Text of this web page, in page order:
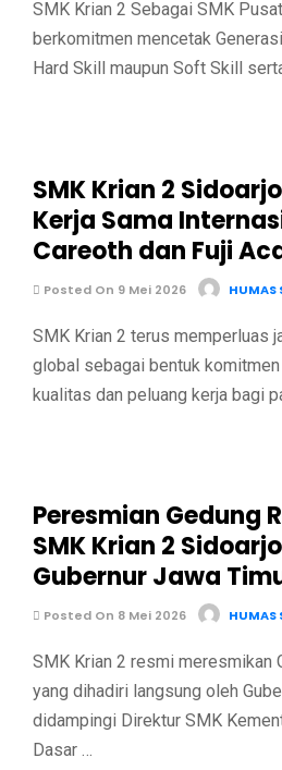
SMK Krian 2 Sebagai SMK
berkomitmen mencetak
Hard Skill maupun Soft Skill
SMK Krian 2
Kerja Sama
Careoth dan Fuji
Posted On 9 Mei 2026 HUMAS
SMK Krian 2 terus memperluas
global sebagai bentuk
kualitas dan peluang kerja bagi
Peresmian Gedung
SMK Krian 2
Gubernur Jawa
Posted On 8 Mei 2026 HUMAS
SMK Krian 2 resmi meresmikan
yang dihadiri langsung oleh
didampingi Direktur SMK
Dasar …